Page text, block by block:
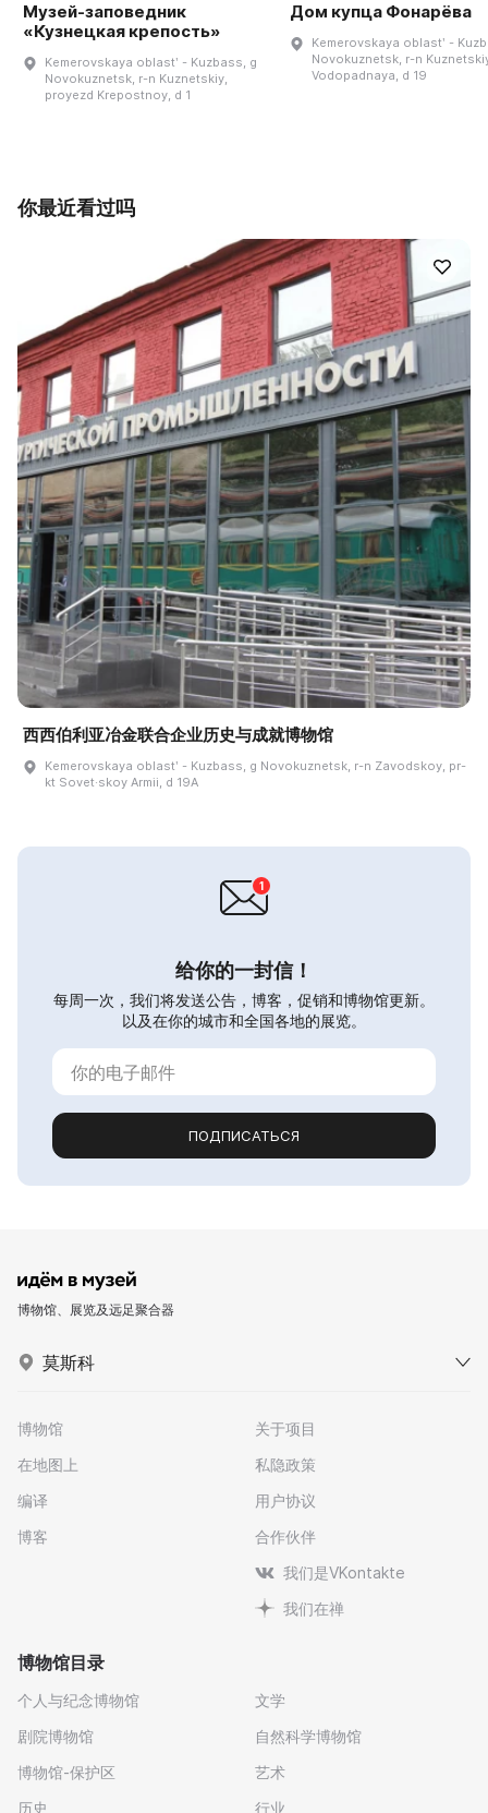
Музей-заповедник
«Кузнецкая крепость»
Kemerovskaya oblastʹ - Kuzbass, g
Novokuznetsk, r-n Kuznetskiy,
proyezd Krepostnoy, d 1
Дом купца Фонарёва
Kemerovskaya oblastʹ -
Novokuznetsk, r-n
Vodopadnaya, d 19
你最近看过吗
西西伯利亚冶金联合企业历史与成就博物馆
Kemerovskaya oblastʹ - Kuzbass, g Novokuznetsk, r-n Zavodskoy, pr-
kt Sovet·skoy Armii, d 19A
给你的一封信！
每周一次，我们将发送公告，博客，促销和博物馆更新。
以及在你的城市和全国各地的展览。
ПОДПИСАТЬСЯ
博物馆、展览及远足聚合器
莫斯科
博物馆
在地图上
编译
博客
关于项目
私隐政策
用户协议
合作伙伴
我们是VKontakte
我们在禅
博物馆目录
个人与纪念博物馆
剧院博物馆
博物馆-保护区
历史
文学
自然科学博物馆
艺术
行业